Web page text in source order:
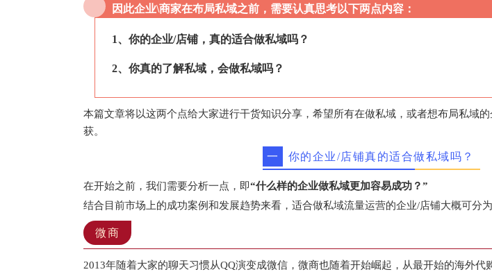
因此企业\商家在布局私域之前，需要认真思考以下两点内容：
1、你的企业/店铺，真的适合做私域吗？
2、你真的了解私域，会做私域吗？
本篇文章将以这两个点给大家进行干货知识分享，希望所有在做私域，或者想布局私域
获。
一 你的企业/店铺真的适合做私域吗？
在开始之前，我们需要分析一点，即“什么样的企业做私域更加容易成功？”
结合目前市场上的成功案例和发展趋势来看，适合做私域流量运营的企业/店铺大概可分为
微商
2013年随着大家的聊天习惯从QQ演变成微信，微商也随着开始崛起，从最开始的海外